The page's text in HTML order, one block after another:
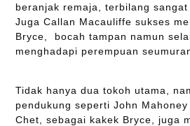
beranjak remaja, terbilang sangat
Juga Callan Macauliffe sukses
Bryce, bocah tampan namun
menghadapi perempuan
Tidak hanya dua tokoh utama,
pendukung seperti John
Chet, sebagai kakek Bryce, juga